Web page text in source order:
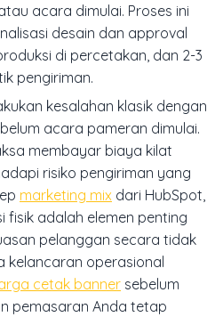
acara dimulai. Proses ini
desain dan approval
di percetakan, dan 2-3
pengiriman.
kesalahan klasik dengan
acara pameran dimulai.
membayar biaya kilat
risiko pengiriman yang
marketing mix dari HubSpot,
fisik adalah elemen penting
pelanggan secara tidak
kelancaran operasional
cetak banner sebelum
pemasaran Anda tetap